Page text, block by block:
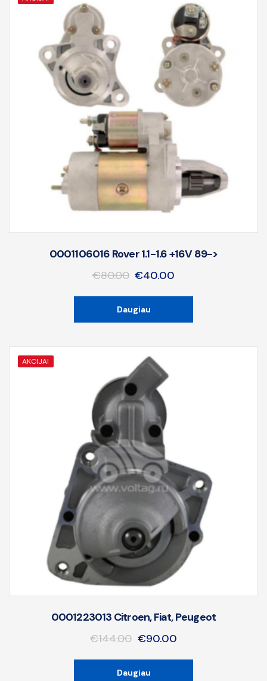
0001106016 Rover 1.1-1.6 +16V 89->
€80.00 €40.00
Daugiau
AKCIJA!
0001223013 Citroen, Fiat, Peugeot
€144.00 €90.00
Daugiau